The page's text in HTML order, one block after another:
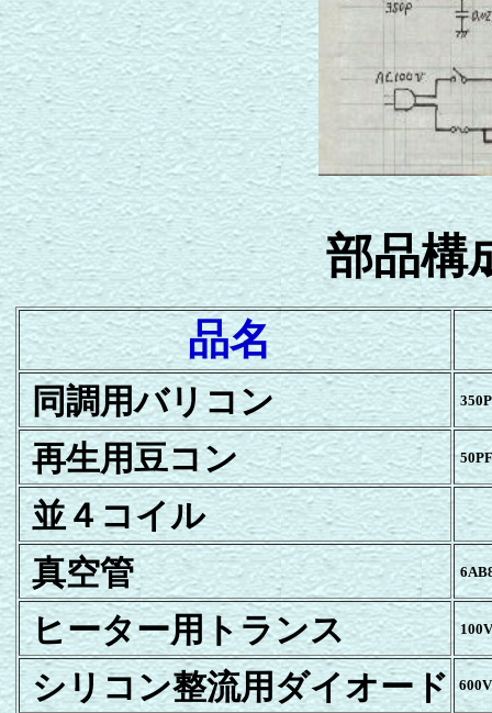
部品構
品名
同調用バリコン
再生用豆コン 50PF
並４コイル
真空管
ヒーター用トランス
シリコン整流用ダイオード